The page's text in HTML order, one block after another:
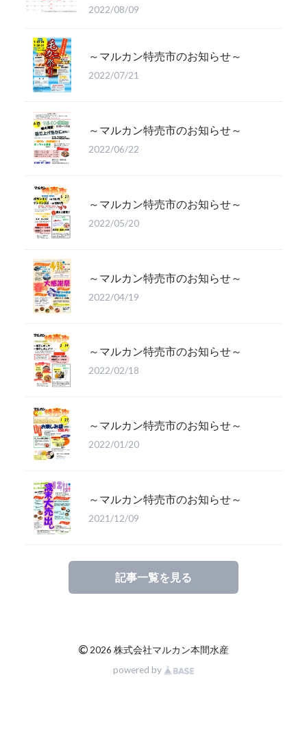
2022/08/09
～マルカン特売市のお知らせ～
2022/07/21
～マルカン特売市のお知らせ～
2022/06/22
～マルカン特売市のお知らせ～
2022/05/20
～マルカン特売市のお知らせ～
2022/04/19
～マルカン特売市のお知らせ～
2022/02/18
～マルカン特売市のお知らせ～
2022/01/20
～マルカン特売市のお知らせ～
2021/12/09
記事一覧を見る
©2026 株式会社マルカン本間水産
powered by